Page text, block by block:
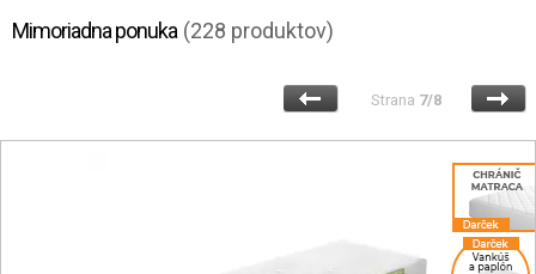
Mimoriadna ponuka (228 produktov)
Strana 7/8